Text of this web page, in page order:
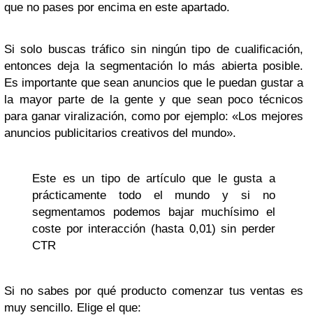
que no pases por encima en este apartado.
Si solo buscas tráfico sin ningún tipo de cualificación,
entonces deja la segmentación lo más abierta posible.
Es importante que sean anuncios que le puedan gustar a
la mayor parte de la gente y que sean poco técnicos
para ganar viralización, como por ejemplo: «Los mejores
anuncios publicitarios creativos del mundo».
Este es un tipo de artículo que le gusta a
prácticamente todo el mundo y si no
segmentamos podemos bajar muchísimo el
coste por interacción (hasta 0,01) sin perder
CTR
Si no sabes por qué producto comenzar tus ventas es
muy sencillo. Elige el que: